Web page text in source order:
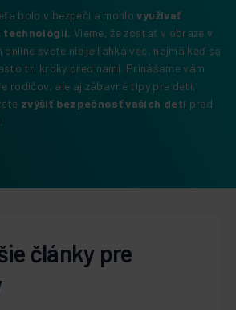
bolo v bezpečí a mohlovyužívať
Vieme, že zostať v obraze v
online svete nie je ľahká vec, najmä keď sa
tri kroky pred nami. Prinášame vám
rodičov, ale aj zábavné tipy pre deti,
zvýšiť bezpečnosť vašich detí pred
články pre